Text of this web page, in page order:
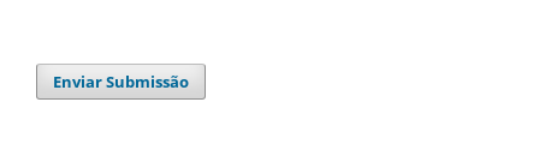
Enviar Submissão